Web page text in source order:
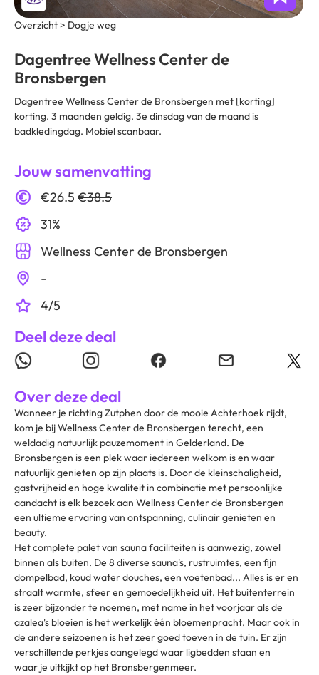
Overzicht > Dogje weg
Dagentree Wellness Center de
Bronsbergen
Dagentree Wellness Center de Bronsbergen met [korting]
korting. 3 maanden geldig. 3e dinsdag van de maand is
badkledingdag. Mobiel scanbaar.
Jouw samenvatting
€26.5 €38.5
31%
Wellness Center de Bronsbergen
-
4/5
Deel deze deal
Over deze deal
Wanneer je richting Zutphen door de mooie Achterhoek rijdt,
kom je bij Wellness Center de Bronsbergen terecht, een
weldadig natuurlijk pauzemoment in Gelderland. De
Bronsbergen is een plek waar iedereen welkom is en waar
natuurlijk genieten op zijn plaats is. Door de kleinschaligheid,
gastvrijheid en hoge kwaliteit in combinatie met persoonlijke
aandacht is elk bezoek aan Wellness Center de Bronsbergen
een ultieme ervaring van ontspanning, culinair genieten en
beauty.
Het complete palet van sauna faciliteiten is aanwezig, zowel
binnen als buiten. De 8 diverse sauna's, rustruimtes, een fijn
dompelbad, koud water douches, een voetenbad... Alles is er en
straalt warmte, sfeer en gemoedelijkheid uit. Het buitenterrein
is zeer bijzonder te noemen, met name in het voorjaar als de
azalea's bloeien is het werkelijk één bloemenpracht. Maar ook in
de andere seizoenen is het zeer goed toeven in de tuin. Er zijn
verschillende perkjes aangelegd waar ligbedden staan en
waar je uitkijkt op het Bronsbergenmeer.